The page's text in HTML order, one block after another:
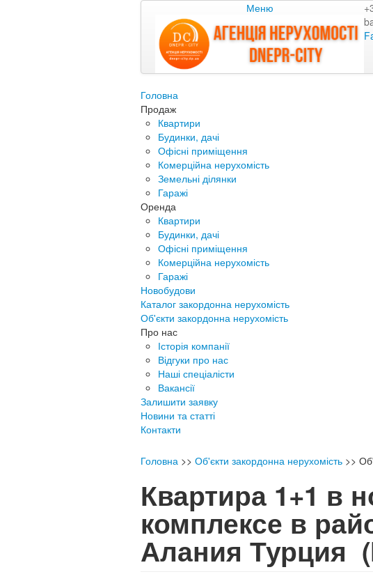
Меню
Головна
Продаж
Квартири
Будинки, дачі
Офісні приміщення
Комерційна нерухомість
Земельні ділянки
Гаражі
Оренда
Квартири
Будинки, дачі
Офісні приміщення
Комерційна нерухомість
Гаражі
Новобудови
Каталог закордонна нерухомість
Об'єкти закордонна нерухомість
Про нас
Історія компанії
Відгуки про нас
Наші спеціалісти
Вакансії
Залишити заявку
Новини та статті
Контакти
Головна >> Об'єкти закордонна нерухомість >>
Квартира 1+1 в
комплексе в
Алания Турция